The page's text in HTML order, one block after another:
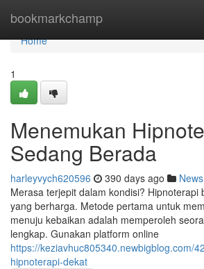
bookmarkchamp
Home
Home
1
Menemukan
Sedang Berada
harleyvych620596 390 days ago News
Merasa terjepit dalam kondisi? Hipnoterapi
yang berharga. Metode pertama untuk
menuju kebaikan adalah memperoleh
lengkap. Gunakan platform online
https://keziavhuc805340.newbigblog.com/
hipnoterapi-dekat